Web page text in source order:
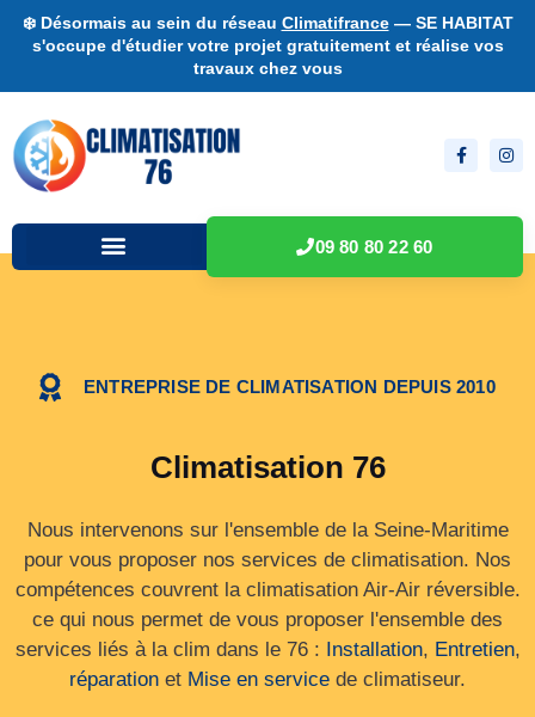
❄️ Désormais au sein du réseau Climatifrance— SE HABITAT
s'occupe d'étudier votre projet gratuitement et réalise vos
travaux chez vous
09 80 80 22 60
ENTREPRISE DE CLIMATISATION DEPUIS 2010
Climatisation 76
Nous intervenons sur l'ensemble de la Seine-Maritime
pour vous proposer nos services de climatisation. Nos
compétences couvrent la climatisation Air-Air réversible.
ce qui nous permet de vous proposer l'ensemble des
services liés à la clim dans le 76 : Installation, Entretien,
réparation et Mise en service de climatiseur.